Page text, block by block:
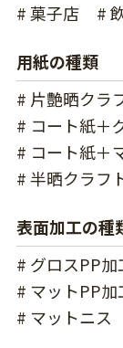
# 菓子店
#
用紙の種類
# 片艶晒クラ
# コート紙＋
# コート紙＋
# 半晒クラフ
表面加工の種
# グロスPP加
# マットPP加
# マットニス